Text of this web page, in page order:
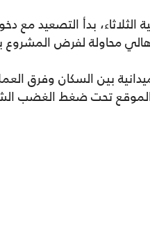
الثلاثاء، بدأ التصعيد مع
محاولة لفرض
بين السكان وفرق
الموقع تحت ضغط الغضب